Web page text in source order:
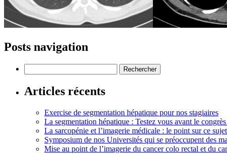
Posts navigation
Articles récents
Exercise de segmentation hépatique pour nos stagiaires
La segmentation hépatique : Testez vous avant le
La sarcopénie et l’imagerie médicale : le point sur ce
Symposium de nos Universités qui se préoccupent des
Mise au point de l’imagerie du cancer colo rectal et du